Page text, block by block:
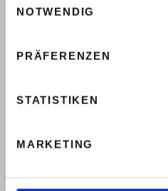
NOTWENDIG
PRÄFERENZEN
STATISTIKEN
MARKETING